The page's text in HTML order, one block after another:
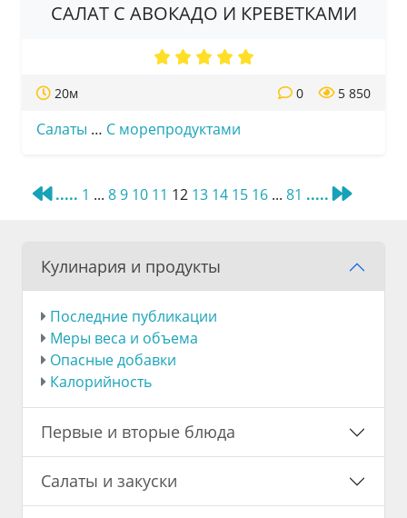
САЛАТ С АВОКАДО И КРЕВЕТКАМИ
20м 5 850
0
Салаты … С морепродуктами
..... 1 ... 89 10 11 12 13 14 15 16 ... 81 .....
Кулинария и продукты
Последние публикации
Меры веса и объема
Опасные добавки
Калорийность
Первые и вторые блюда
Салаты и закуски